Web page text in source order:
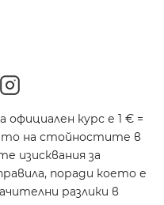
официален курс е 1 € =
на стойностите в
изисквания за
поради което е
разлики в